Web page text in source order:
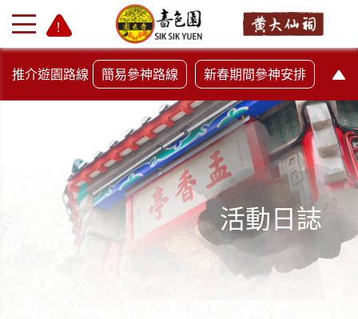
+
推介遊園路線 簡易參神路線 新春期間參神安排
活動日誌